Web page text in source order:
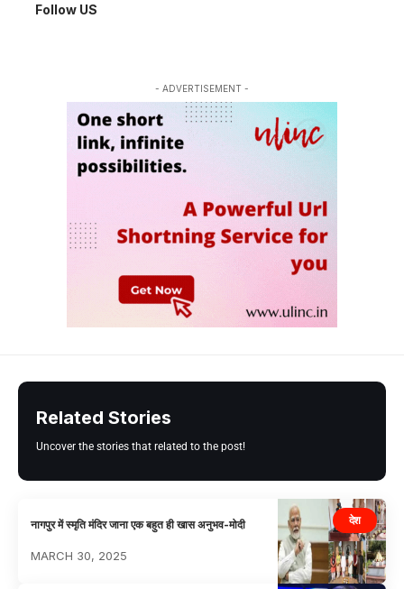
Follow US
- ADVERTISEMENT -
Related Stories
Uncover the stories that related to the post!
देश
नागपुर में स्मृति मंदिर जाना एक बहुत ही खास अनुभव-मोदी
MARCH 30, 2025